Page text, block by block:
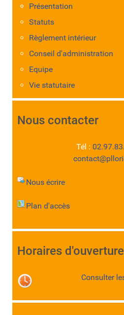
Présentation
Statuts
Règlement intérieur
Conseil d'administration
Equipe
Vie statutaire
Nous contacter
Tél :
Nous écrire
Plan d'accès
Horaires d'ouverture
Consulter